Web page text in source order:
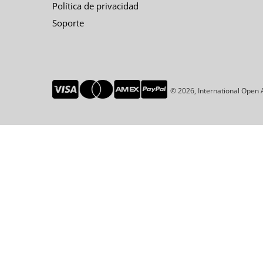
Política de privacidad
Soporte
© 2026, International Open